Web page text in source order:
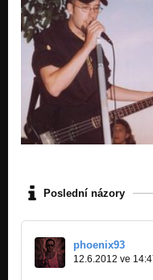
Poslední názory
phoenix93
12.6.2012 ve